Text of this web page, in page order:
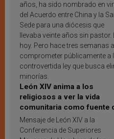
años, ha sido nombrado en
del Acuerdo entre China y la
Sede para una diócesis que
llevaba veinte años sin
hoy. Pero hace tres semanas
comprometer públicamente a
controvertida ley que busca
minorías.
León XIV anima a los
religiosos a ver la vida
comunitaria como fuente
inspiración y santificación
Mensaje de León XIV a la
Conferencia de Superiores